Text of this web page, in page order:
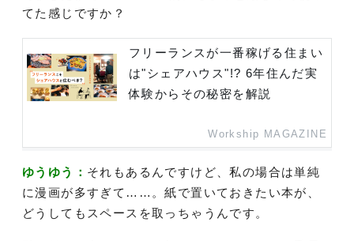
てた感じですか？
フリーランスが一番稼げる住まい
は"シェアハウス"!? 6年住んだ実
体験からその秘密を解説
Workship MAGAZINE
ゆうゆう： それもあるんですけど、私の場合は単純
に漫画が多すぎて……。紙で置いておきたい本が、
どうしてもスペースを取っちゃうんです。